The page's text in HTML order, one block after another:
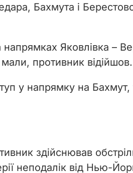
Бахмута і
напрямках Яковлівка –
противник відійшов.
у напрямку на Бахмут,
здійснював
неподалік від Нью-